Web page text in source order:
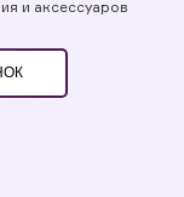
и аксессуаров